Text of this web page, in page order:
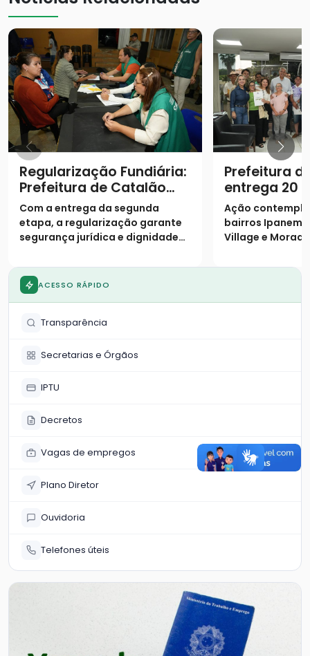
Regularização Fundiária:
Prefeitura de Catalão
entrega escrituras e
realiza sonho de mais 19
famílias no Castelo
Com a entrega da segunda
etapa, a regularização garante
segurança jurídica e dignidade
Prefeitura
entrega 20
famílias
Ação
bairros Ipanema
Village e
ACESSO RÁPIDO
Transparência
Secretarias e Órgãos
IPTU
Decretos
Vagas de empregos
Plano Diretor
Ouvidoria
Telefones úteis